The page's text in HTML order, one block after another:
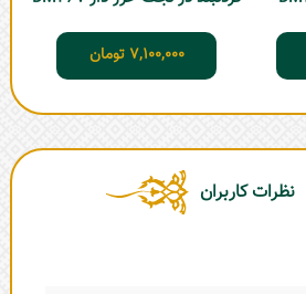
7,100,000 تومان
نظرات کاربران